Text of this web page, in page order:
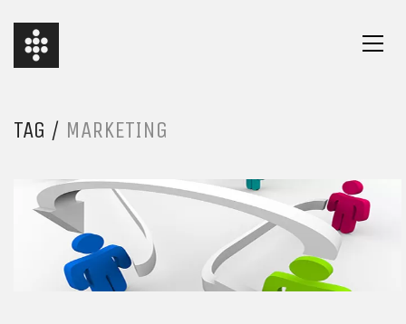
TAG / MARKETING